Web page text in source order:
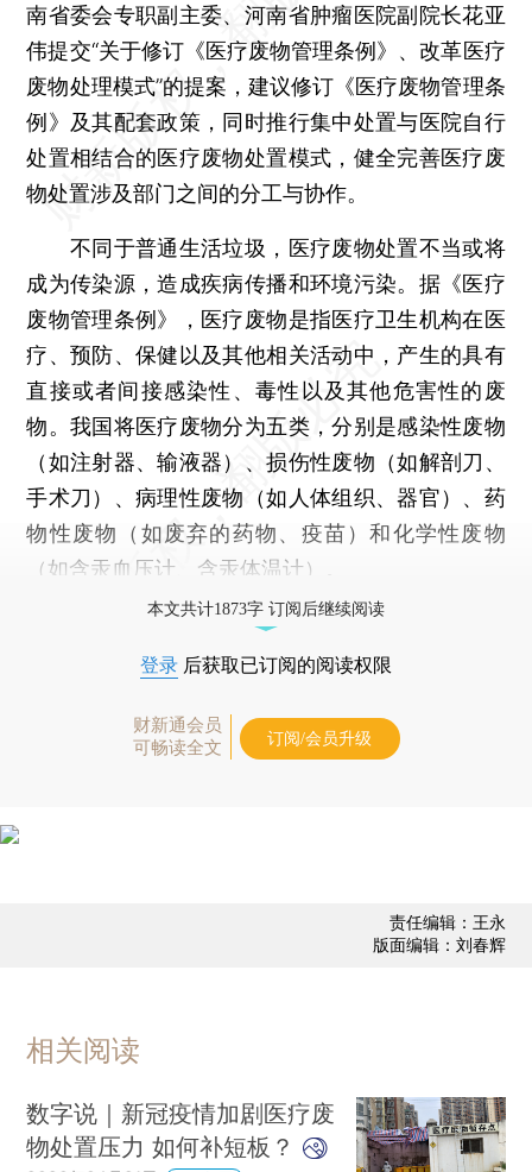
南省委会专职副主委、河南省肿瘤医院副院长花亚
伟提交“关于修订《医疗废物管理条例》、改革医疗
废物处理模式”的提案，建议修订《医疗废物管理条
例》及其配套政策，同时推行集中处置与医院自行
处置相结合的医疗废物处置模式，健全完善医疗废
物处置涉及部门之间的分工与协作。
不同于普通生活垃圾，医疗废物处置不当或将
成为传染源，造成疾病传播和环境污染。据《医疗
废物管理条例》，医疗废物是指医疗卫生机构在医
疗、预防、保健以及其他相关活动中，产生的具有
直接或者间接感染性、毒性以及其他危害性的废
物。我国将医疗废物分为五类，分别是感染性废物
（如注射器、输液器）、损伤性废物（如解剖刀、
手术刀）、病理性废物（如人体组织、器官）、药
物性废物（如废弃的药物、疫苗）和化学性废物
（如含汞血压计、含汞体温计）。
本文共计1873字 订阅后继续阅读
登录 后获取已订阅的阅读权限
财新通会员
可畅读全文
订阅/会员升级
责任编辑：王永
版面编辑：刘春辉
相关阅读
数字说｜新冠疫情加剧医疗废
物处置压力 如何补短板？